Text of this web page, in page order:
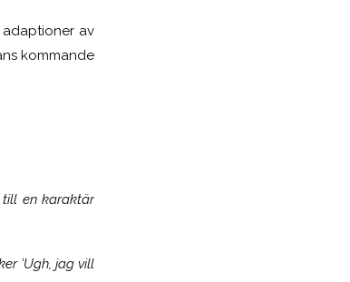
av
kommande
en karaktär
’Ugh, jag vill